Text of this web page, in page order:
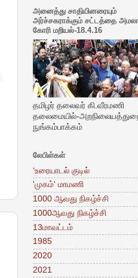
அனைத்து சாதியினரையும்
அர்ச்சகராக்கும் சட்டத்தை
கோரி மறியல்-18.4.16
தமிழர் தலைவர் கி.வீரமணி
தலைமையில்-
நுங்கம்பாக்கம்
லேபிள்கள்
‘உரையாடல் குடில்
'முகம்' மாமணி
1000 ஆவது நிகழ்ச்சி
1000ஆவது நிகழ்ச்சி
13மாவட்டம்
1985
2020
2021